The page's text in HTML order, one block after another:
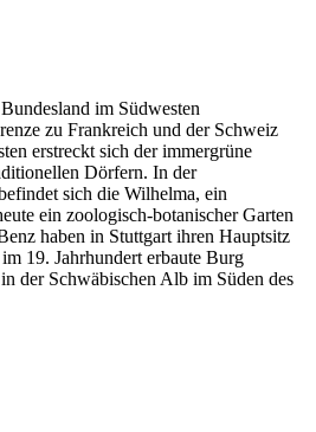
im Südwesten
zu Frankreich und der Schweiz
erstreckt sich der immergrüne
Dörfern. In der
sich die Wilhelma, ein
ein zoologisch-botanischer Garten
haben in Stuttgart ihren Hauptsitz
19. Jahrhundert erbaute Burg
der Schwäbischen Alb im Süden des